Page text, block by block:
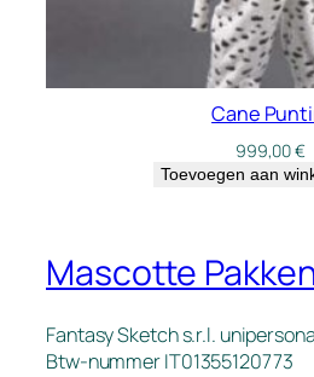
Cane
999,00€
Toevoegen aan
Mascotte
Fantasy Sketch s.r.l.
Btw-nummer IT01355120773